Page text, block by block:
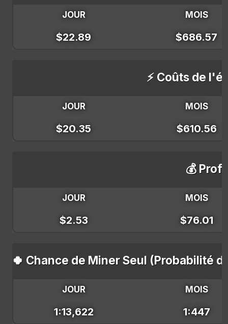
JOUR MOIS
$22.89 $686.57
⚡ Coûts de
JOUR MOIS
$20.35 $610.56
💰
JOUR MOIS
$2.53 $76.01
🍀 Chance de Miner Seul (Probabilité
JOUR MOIS
1:13,622 1:447